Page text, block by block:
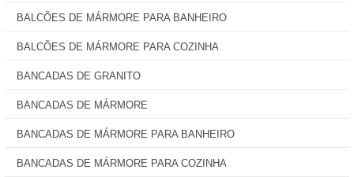
BALCÕES DE MÁRMORE PARA BANHEIRO
BALCÕES DE MÁRMORE PARA COZINHA
BANCADAS DE GRANITO
BANCADAS DE MÁRMORE
BANCADAS DE MÁRMORE PARA BANHEIRO
BANCADAS DE MÁRMORE PARA COZINHA